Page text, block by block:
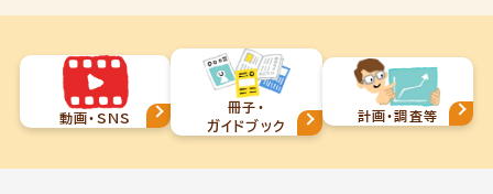
動画・SNS
冊子・
ガイドブック
計画・調査等